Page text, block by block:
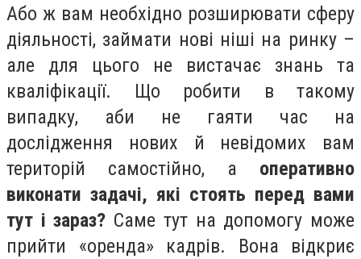
Або ж вам необхідно розширювати сферу
діяльності, займати нові ніші на ринку –
але для цього не вистачає знань та
кваліфікації. Що робити в такому
випадку, аби не гаяти час на
дослідження нових й невідомих вам
територій самостійно, а оперативно
виконати задачі, які стоять перед вами
тут і зараз? Саме тут на допомогу може
прийти «оренда» кадрів. Вона відкриє